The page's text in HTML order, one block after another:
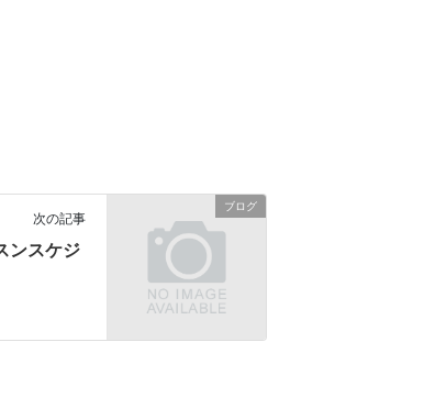
ブログ
次の記事
ンスケジ